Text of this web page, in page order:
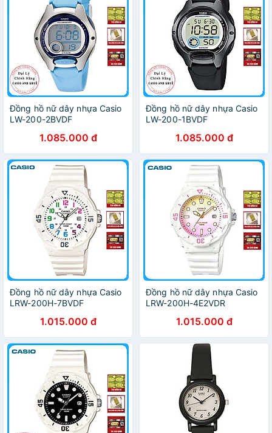
Đồng hồ nữ dây nhựa Casio
LW-200-2BVDF
1.085.000 đ
Đồng hồ nữ dây nhựa Casio
LW-200-1BVDF
1.085.000 đ
Đồng hồ nữ dây nhựa Casio
LRW-200H-7BVDF
1.015.000 đ
Đồng hồ nữ dây nhựa Casio
LRW-200H-4E2VDR
1.015.000 đ